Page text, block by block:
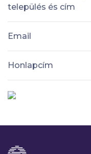
település és cím
Email
Honlapcím